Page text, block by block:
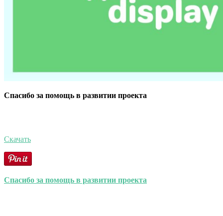
Спасибо за помощь в развитии проекта
Скачать
Спасибо за помощь в развитии проекта